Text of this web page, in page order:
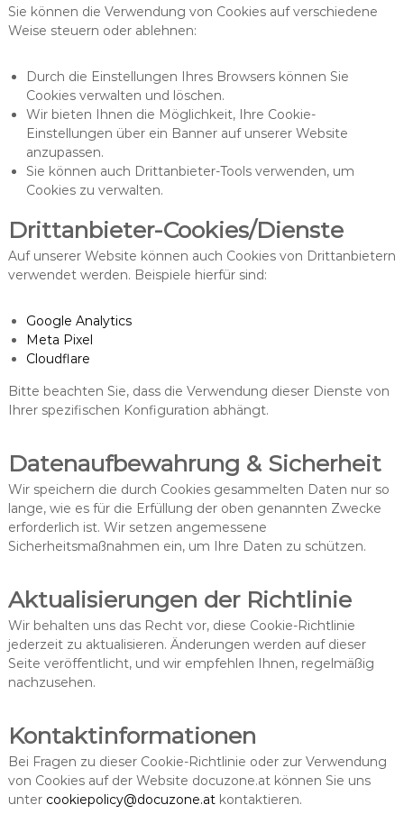
Sie können die Verwendung von Cookies auf verschiedene
Weise steuern oder ablehnen:
Durch die Einstellungen Ihres Browsers können Sie
Cookies verwalten und löschen.
Wir bieten Ihnen die Möglichkeit, Ihre Cookie-
Einstellungen über ein Banner auf unserer Website
anzupassen.
Sie können auch Drittanbieter-Tools verwenden, um
Cookies zu verwalten.
Drittanbieter-Cookies/Dienste
Auf unserer Website können auch Cookies von Drittanbietern
verwendet werden. Beispiele hierfür sind:
Google Analytics
Meta Pixel
Cloudflare
Bitte beachten Sie, dass die Verwendung dieser Dienste von
Ihrer spezifischen Konfiguration abhängt.
Datenaufbewahrung & Sicherheit
Wir speichern die durch Cookies gesammelten Daten nur so
lange, wie es für die Erfüllung der oben genannten Zwecke
erforderlich ist. Wir setzen angemessene
Sicherheitsmaßnahmen ein, um Ihre Daten zu schützen.
Aktualisierungen der Richtlinie
Wir behalten uns das Recht vor, diese Cookie-Richtlinie
jederzeit zu aktualisieren. Änderungen werden auf dieser
Seite veröffentlicht, und wir empfehlen Ihnen, regelmäßig
nachzusehen.
Kontaktinformationen
Bei Fragen zu dieser Cookie-Richtlinie oder zur Verwendung
von Cookies auf der Website docuzone.at können Sie uns
unter cookiepolicy@docuzone.atkontaktieren.